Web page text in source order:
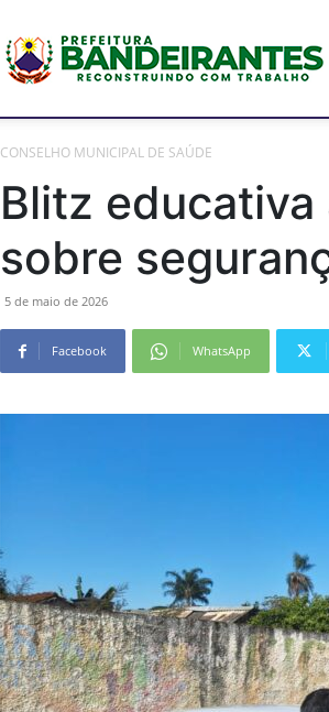
CONSELHO MUNICIPAL DE SAÚDE
Blitz
sobre
5 de maio de 2026
Facebook WhatsApp